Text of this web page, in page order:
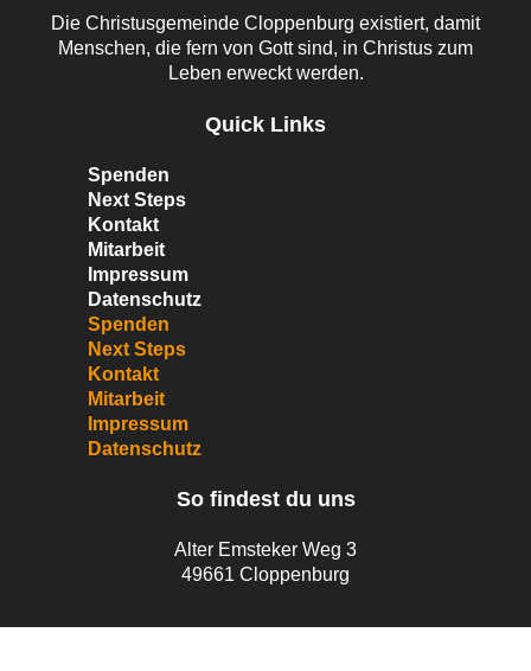
Die Christusgemeinde Cloppenburg existiert, damit
Menschen, die fern von Gott sind, in Christus zum
Leben erweckt werden.
Quick Links
Spenden
Next Steps
Kontakt
Mitarbeit
Impressum
Datenschutz
Spenden
Next Steps
Kontakt
Mitarbeit
Impressum
Datenschutz
So findest du uns
Alter Emsteker Weg 3
49661 Cloppenburg